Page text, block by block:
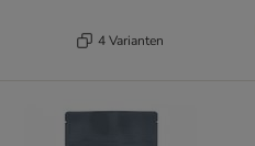
4 Varianten